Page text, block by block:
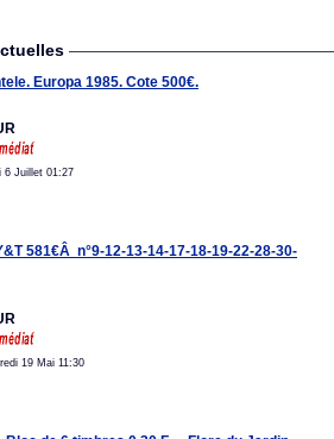
Europa 1985. Cote 500€.
6 Juillet 01:27
581€Â n°9-12-13-14-17-18-19-22-28-30-
19 Mai 11:30